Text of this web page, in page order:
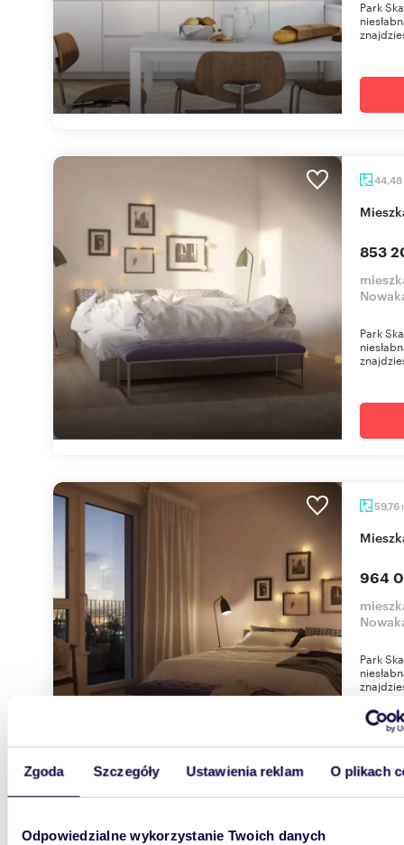
Zgoda Szczegóły Ustawienia reklam O plikach
Odpowiedzialne wykorzystanie Twoich danych
Park
44,48
853
Park
59,76
964
Park